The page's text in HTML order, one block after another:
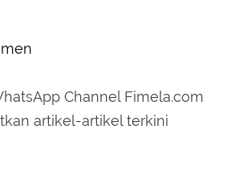
Channel Fimela.com
artikel-artikel terkini